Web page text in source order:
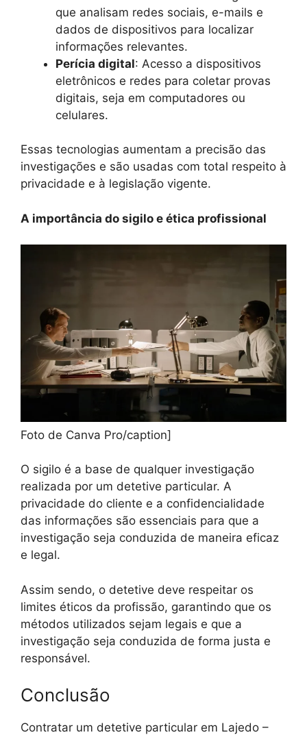
que analisam redes sociais, e-mails e
dados de dispositivos para localizar
informações relevantes.
Perícia digital: Acesso a dispositivos
eletrônicos e redes para coletar provas
digitais, seja em computadores ou
celulares.
Essas tecnologias aumentam a precisão das
investigações e são usadas com total respeito à
privacidade e à legislação vigente.
A importância do sigilo e ética profissional
Foto de Canva Pro/caption]
O sigilo é a base de qualquer investigação
realizada por um detetive particular. A
privacidade do cliente e a confidencialidade
das informações são essenciais para que a
investigação seja conduzida de maneira eficaz
e legal.
Assim sendo, o detetive deve respeitar os
limites éticos da profissão, garantindo que os
métodos utilizados sejam legais e que a
investigação seja conduzida de forma justa e
responsável.
Conclusão
Contratar um detetive particular em Lajedo –